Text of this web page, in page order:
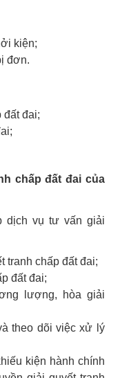
kiện;
đơn.
đất đai;
chấp đất đai của
dịch vụ tư vấn giải
tranh chấp đất đai;
đất đai;
lượng, hòa giải
theo dõi việc xử lý
kiện hành chính